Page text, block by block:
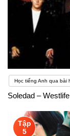
Học tiếng Anh qua bài
Soledad –
Tập
5